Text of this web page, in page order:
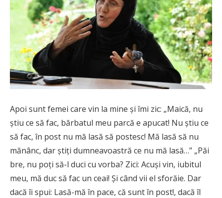
Apoi sunt femei care vin la mine şi îmi zic: „Maică, nu
ştiu ce să fac, bărbatul meu parcă e apucat! Nu ştiu ce
să fac, în post nu mă lasă să postesc! Mă lasă să nu
mănânc, dar ştiţi dumneavoastră ce nu mă lasă…” „Păi
bre, nu poţi să-l duci cu vorba? Zici: Acuşi vin, iubitul
meu, mă duc să fac un ceai! Şi când vii el sforăie. Dar
dacă îi spui: Lasă-mă în pace, că sunt în post!, dacă îl